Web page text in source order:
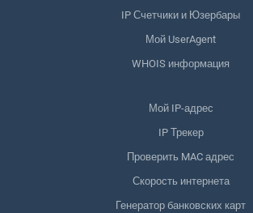
IP Счетчики и Юзербары
Мой UserAgent
WHOIS информация
Мой IP-адрес
IP Трекер
Проверить MAC адрес
Скорость интернета
Генератор банковских карт